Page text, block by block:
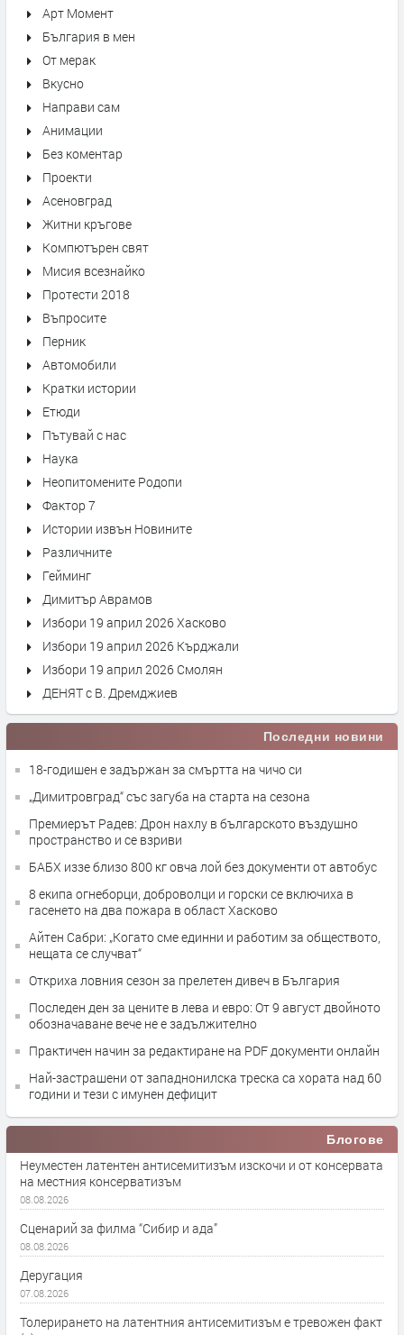
Арт Момент
България в мен
От мерак
Вкусно
Направи сам
Анимации
Без коментар
Проекти
Асеновград
Житни кръгове
Компютърен свят
Мисия всезнайко
Протести 2018
Въпросите
Перник
Автомобили
Кратки истории
Етюди
Пътувай с нас
Наука
Неопитомените Родопи
Фактор 7
Истории извън Новините
Различните
Гейминг
Димитър Аврамов
Избори 19 април 2026 Хасково
Избори 19 април 2026 Кърджали
Избори 19 април 2026 Смолян
ДЕНЯТ с В. Дремджиев
Последни новини
18-годишен е задържан за смъртта на чичо си
„Димитровград“ със загуба на старта на сезона
Премиерът Радев: Дрон нахлу в българското въздушно
пространство и се взриви
БАБХ иззе близо 800 кг овча лой без документи от автобус
8 екипа огнеборци, доброволци и горски се включиха в
гасенето на два пожара в област Хасково
Айтен Сабри: „Когато сме единни и работим за обществото,
нещата се случват“
Откриха ловния сезон за прелетен дивеч в България
Последен ден за цените в лева и евро: От 9 август двойното
обозначаване вече не е задължително
Практичен начин за редактиране на PDF документи онлайн
Най-застрашени от западнонилска треска са хората над 60
години и тези с имунен дефицит
Блогове
Неуместен латентен антисемитизъм изскочи и от консервата
на местния консерватизъм
08.08.2026
Сценарий за филма “Сибир и ада”
08.08.2026
Деругация
07.08.2026
Толерирането на латентния антисемитизъм е тревожен факт